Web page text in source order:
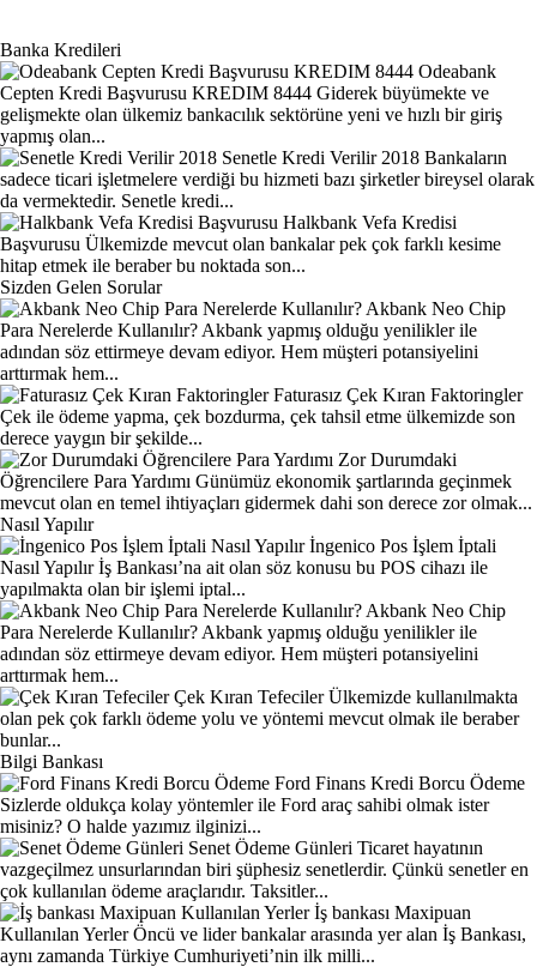
Banka Kredileri
Odeabank
Cepten Kredi Başvurusu KREDIM 8444 Giderek büyümekte ve
gelişmekte olan ülkemiz bankacılık sektörüne yeni ve hızlı bir giriş
yapmış olan...
Senetle Kredi Verilir 2018 Bankaların
sadece ticari işletmelere verdiği bu hizmeti bazı şirketler bireysel olarak
da vermektedir. Senetle kredi...
Halkbank Vefa Kredisi
Başvurusu Ülkemizde mevcut olan bankalar pek çok farklı kesime
hitap etmek ile beraber bu noktada son...
Sizden Gelen Sorular
Akbank Neo Chip
Para Nerelerde Kullanılır? Akbank yapmış olduğu yenilikler ile
adından söz ettirmeye devam ediyor. Hem müşteri potansiyelini
arttırmak hem...
Faturasız Çek Kıran Faktoringler
Çek ile ödeme yapma, çek bozdurma, çek tahsil etme ülkemizde son
derece yaygın bir şekilde...
Zor Durumdaki
Öğrencilere Para Yardımı Günümüz ekonomik şartlarında geçinmek
mevcut olan en temel ihtiyaçları gidermek dahi son derece zor olmak...
Nasıl Yapılır
İngenico Pos İşlem İptali
Nasıl Yapılır İş Bankası’na ait olan söz konusu bu POS cihazı ile
yapılmakta olan bir işlemi iptal...
Akbank Neo Chip
Para Nerelerde Kullanılır? Akbank yapmış olduğu yenilikler ile
adından söz ettirmeye devam ediyor. Hem müşteri potansiyelini
arttırmak hem...
Çek Kıran Tefeciler Ülkemizde kullanılmakta
olan pek çok farklı ödeme yolu ve yöntemi mevcut olmak ile beraber
bunlar...
Bilgi Bankası
Ford Finans Kredi Borcu Ödeme
Sizlerde oldukça kolay yöntemler ile Ford araç sahibi olmak ister
misiniz? O halde yazımız ilginizi...
Senet Ödeme Günleri Ticaret hayatının
vazgeçilmez unsurlarından biri şüphesiz senetlerdir. Çünkü senetler en
çok kullanılan ödeme araçlarıdır. Taksitler...
İş bankası Maxipuan
Kullanılan Yerler Öncü ve lider bankalar arasında yer alan İş Bankası,
aynı zamanda Türkiye Cumhuriyeti’nin ilk milli...